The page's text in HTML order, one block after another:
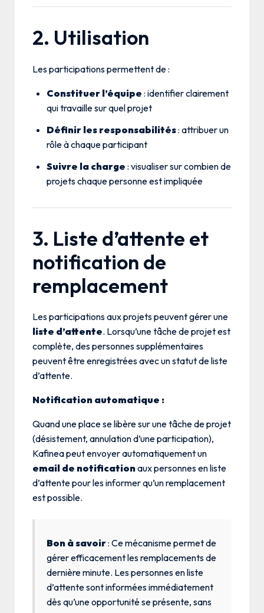
2. Utilisation
Les participations permettent de :
Constituer l’équipe : identifier clairement
qui travaille sur quel projet
Définir les responsabilités: attribuer un
rôle à chaque participant
Suivre la charge : visualiser sur combien de
projets chaque personne est impliquée
3. Liste d’attente et
notification de
remplacement
Les participations aux projets peuvent gérer une
liste d’attente. Lorsqu’une tâche de projet est
complète, des personnes supplémentaires
peuvent être enregistrées avec un statut de liste
d’attente.
Notification automatique :
Quand une place se libère sur une tâche de projet
(désistement, annulation d’une participation),
Kafinea peut envoyer automatiquement un
email de notificationaux personnes en liste
d’attente pour les informer qu’un remplacement
est possible.
Bon à savoir: Ce mécanisme permet de
gérer efficacement les remplacements de
dernière minute. Les personnes en liste
d’attente sont informées immédiatement
dès qu’une opportunité se présente, sans